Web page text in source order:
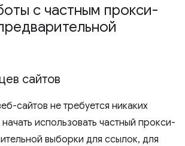
с частным прокси-
сайтов
сайтов не требуется никаких
использовать частный прокси-
выборки для ссылок, для